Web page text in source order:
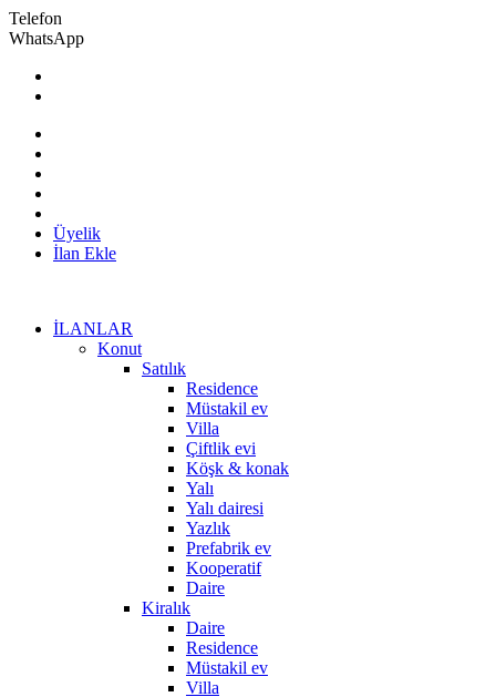
Telefon
WhatsApp
Üyelik
İlan Ekle
İLANLAR
Konut
Satılık
Residence
Müstakil ev
Villa
Çiftlik evi
Köşk & konak
Yalı
Yalı dairesi
Yazlık
Prefabrik ev
Kooperatif
Daire
Kiralık
Daire
Residence
Müstakil ev
Villa